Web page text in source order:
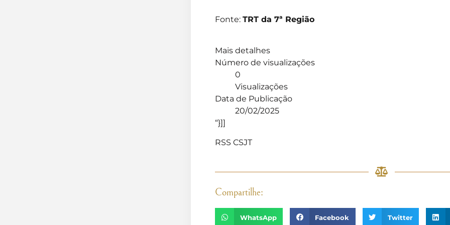
Fonte: TRT da 7ª Região
Mais detalhes
Número de visualizações
0
Visualizações
Data de Publicação
20/02/2025
“}]]
RSS CSJT
Compartilhe:
WhatsApp Facebook Twitter